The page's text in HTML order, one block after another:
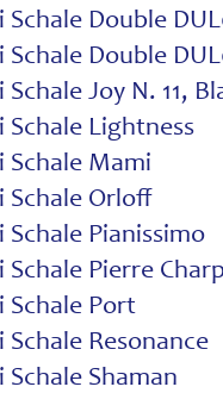
Schale Double
Schale Double
Schale Joy N. 11,
Schale Lightness
Schale Mami
Schale Orloff
Schale Pianissimo
Schale Pierre
Schale Port
Schale Resonance
Schale Shaman